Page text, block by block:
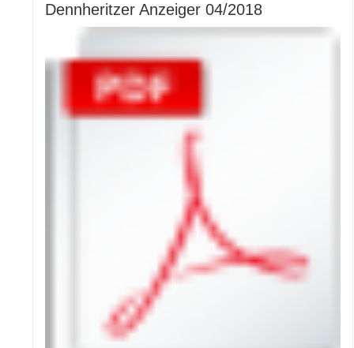
Dennheritzer Anzeiger 04/2018